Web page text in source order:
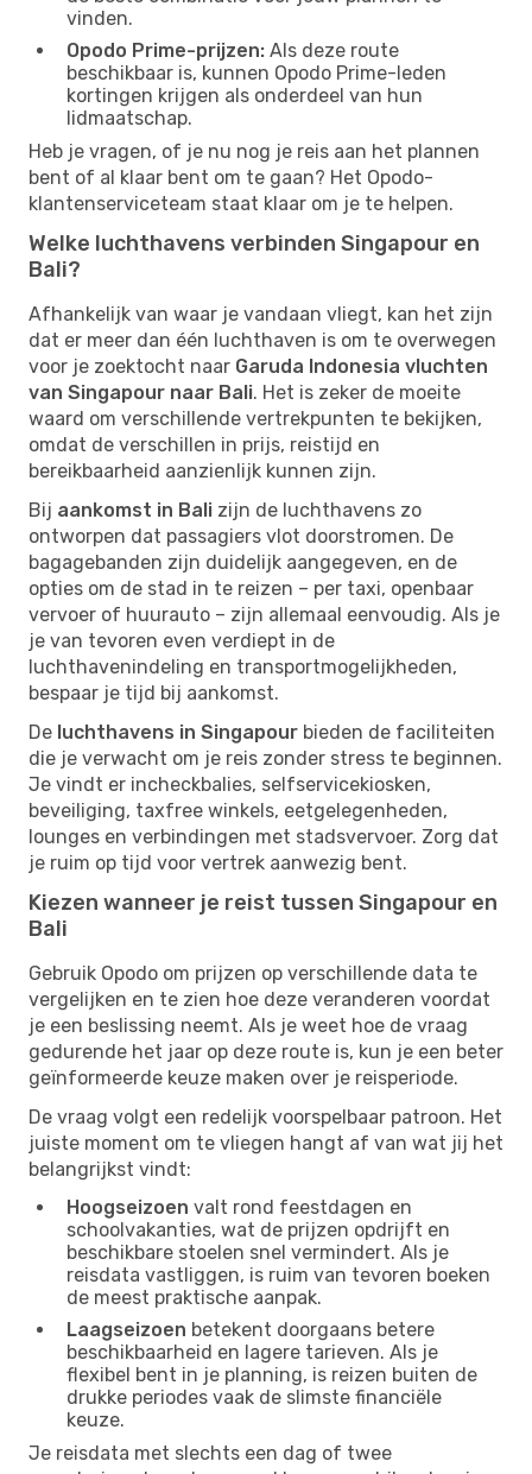
vinden.
Opodo Prime-prijzen: Als deze route
beschikbaar is, kunnen Opodo Prime-leden
kortingen krijgen als onderdeel van hun
lidmaatschap.
Heb je vragen, of je nu nog je reis aan het plannen
bent of al klaar bent om te gaan? Het Opodo-
klantenserviceteam staat klaar om je te helpen.
Welke luchthavens verbinden Singapour en
Bali?
Afhankelijk van waar je vandaan vliegt, kan het zijn
dat er meer dan één luchthaven is om te overwegen
voor je zoektocht naar Garuda Indonesia vluchten
van Singapour naar Bali. Het is zeker de moeite
waard om verschillende vertrekpunten te bekijken,
omdat de verschillen in prijs, reistijd en
bereikbaarheid aanzienlijk kunnen zijn.
Bij aankomst in Bali zijn de luchthavens zo
ontworpen dat passagiers vlot doorstromen. De
bagagebanden zijn duidelijk aangegeven, en de
opties om de stad in te reizen – per taxi, openbaar
vervoer of huurauto – zijn allemaal eenvoudig. Als je
je van tevoren even verdiept in de
luchthavenindeling en transportmogelijkheden,
bespaar je tijd bij aankomst.
De luchthavens in Singapour bieden de faciliteiten
die je verwacht om je reis zonder stress te beginnen.
Je vindt er incheckbalies, selfservicekiosken,
beveiliging, taxfree winkels, eetgelegenheden,
lounges en verbindingen met stadsvervoer. Zorg dat
je ruim op tijd voor vertrek aanwezig bent.
Kiezen wanneer je reist tussen Singapour en
Bali
Gebruik Opodo om prijzen op verschillende data te
vergelijken en te zien hoe deze veranderen voordat
je een beslissing neemt. Als je weet hoe de vraag
gedurende het jaar op deze route is, kun je een beter
geïnformeerde keuze maken over je reisperiode.
De vraag volgt een redelijk voorspelbaar patroon. Het
juiste moment om te vliegen hangt af van wat jij het
belangrijkst vindt:
Hoogseizoen valt rond feestdagen en
schoolvakanties, wat de prijzen opdrijft en
beschikbare stoelen snel vermindert. Als je
reisdata vastliggen, is ruim van tevoren boeken
de meest praktische aanpak.
Laagseizoen betekent doorgaans betere
beschikbaarheid en lagere tarieven. Als je
flexibel bent in je planning, is reizen buiten de
drukke periodes vaak de slimste financiële
keuze.
Je reisdata met slechts een dag of twee